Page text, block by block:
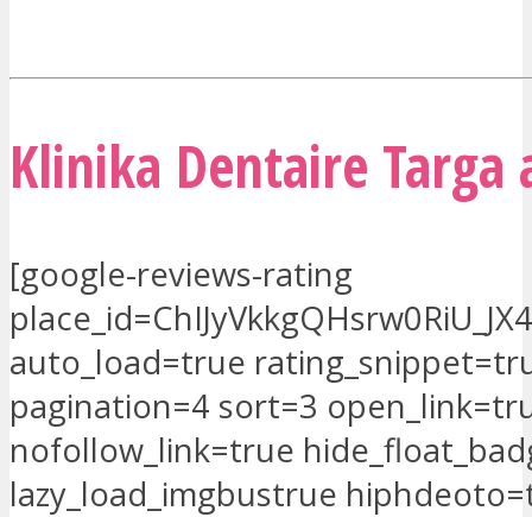
Klinika Dentaire Targa
[google-reviews-rating
auto_load=true
pagination=4 sort=3
nofollow_link=true
lazy_load_imgbustrue